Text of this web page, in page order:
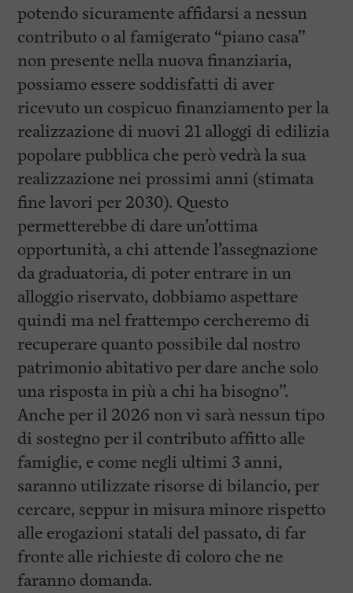
potendo sicuramente affidarsi a nessun
contributo o al famigerato “piano casa”
non presente nella nuova finanziaria,
possiamo essere soddisfatti di aver
ricevuto un cospicuo finanziamento per la
realizzazione di nuovi 21 alloggi di edilizia
popolare pubblica che però vedrà la sua
realizzazione nei prossimi anni (stimata
fine lavori per 2030). Questo
permetterebbe di dare un’ottima
opportunità, a chi attende l’assegnazione
da graduatoria, di poter entrare in un
alloggio riservato, dobbiamo aspettare
quindi ma nel frattempo cercheremo di
recuperare quanto possibile dal nostro
patrimonio abitativo per dare anche solo
una risposta in più a chi ha bisogno”.
Anche per il 2026 non vi sarà nessun tipo
di sostegno per il contributo affitto alle
famiglie, e come negli ultimi 3 anni,
saranno utilizzate risorse di bilancio, per
cercare, seppur in misura minore rispetto
alle erogazioni statali del passato, di far
fronte alle richieste di coloro che ne
faranno domanda.